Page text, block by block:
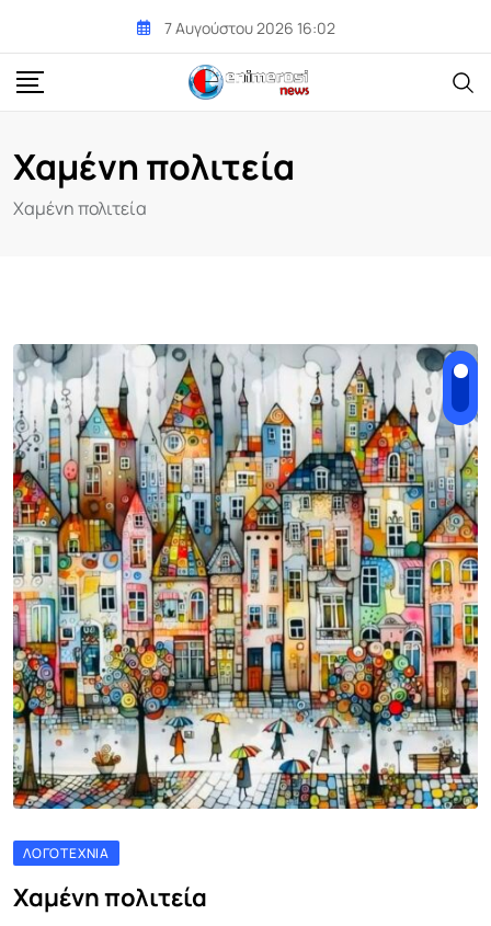
content
7 Αυγούστου 2026 16:02
Χαμένη πολιτεία
Χαμένη πολιτεία
ΛΟΓΟΤΕΧΝΊΑ
Χαμένη πολιτεία